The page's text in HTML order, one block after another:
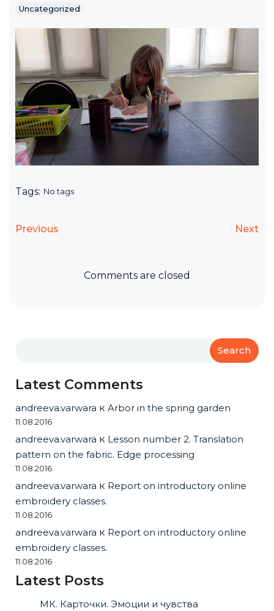
Uncategorized
Tags: No tags
Previous Next
Comments are closed
Search
Latest Comments
andreeva.varwara к Arbor in the spring garden
11.08.2016
andreeva.varwara к Lesson number 2. Translation
pattern on the fabric. Edge processing
11.08.2016
andreeva.varwara к Report on introductory online
embroidery classes.
11.08.2016
andreeva.varwara к Report on introductory online
embroidery classes.
11.08.2016
Latest Posts
МК. Карточки. Эмоции и чувства